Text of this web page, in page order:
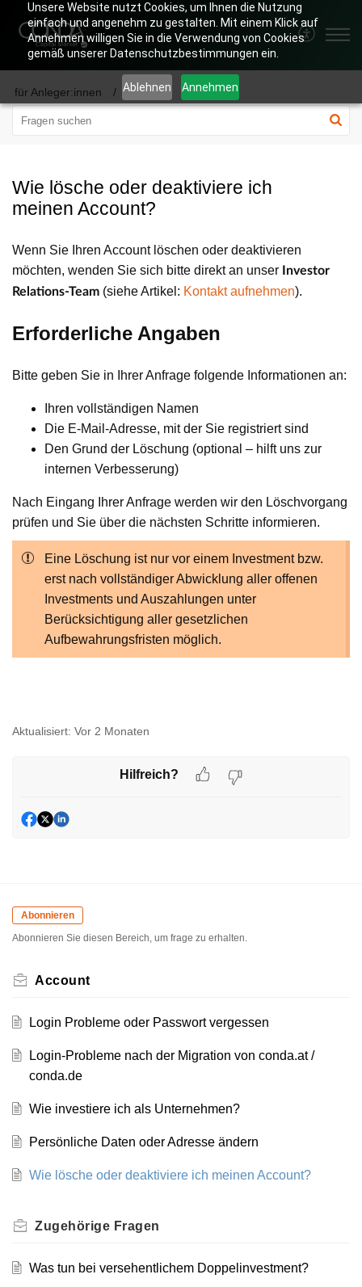
Unsere Website nutzt Cookies, um Ihnen die Nutzung
einfach und angenehm zu gestalten. Mit einem Klick auf
Annehmen willigen Sie in die Verwendung von Cookies
gemäß unserer Datenschutzbestimmungen ein.
Ablehnen Annehmen
für Anleger:innen Account
Wie lösche oder deaktiviere ich
meinen Account?
Wenn Sie Ihren Account löschen oder deaktivieren
möchten, wenden Sie sich bitte direkt an unser
Investor
Relations-Team (siehe Artikel: Kontakt aufnehmen).
Erforderliche Angaben
Bitte geben Sie in Ihrer Anfrage folgende Informationen an:
Ihren vollständigen Namen
Die E-Mail-Adresse, mit der Sie registriert sind
Den Grund der Löschung (optional – hilft uns zur
internen Verbesserung)
Nach Eingang Ihrer Anfrage werden wir den Löschvorgang
prüfen und Sie über die nächsten Schritte informieren.
Eine Löschung ist nur vor einem Investment bzw.
erst nach vollständiger Abwicklung aller offenen
Investments und Auszahlungen unter
Berücksichtigung aller gesetzlichen
Aufbewahrungsfristen möglich.
Aktualisiert: Vor 2 Monaten
Hilfreich?
Abonnieren
Abonnieren Sie diesen Bereich, um frage zu erhalten.
Account
Login Probleme oder Passwort vergessen
Login-Probleme nach der Migration von conda.at /
conda.de
Wie investiere ich als Unternehmen?
Persönliche Daten oder Adresse ändern
Wie lösche oder deaktiviere ich meinen Account?
Zugehörige Fragen
Was tun bei versehentlichem Doppelinvestment?